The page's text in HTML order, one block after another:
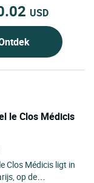
USD
le Clos Médicis
Clos Médicis ligt in
op de